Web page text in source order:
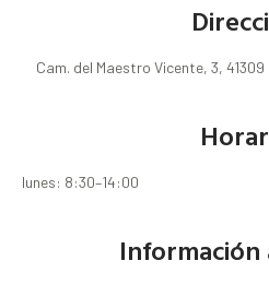
Cam. del Maestro Vicente, 3,
lunes: 8:30–14:00
Información